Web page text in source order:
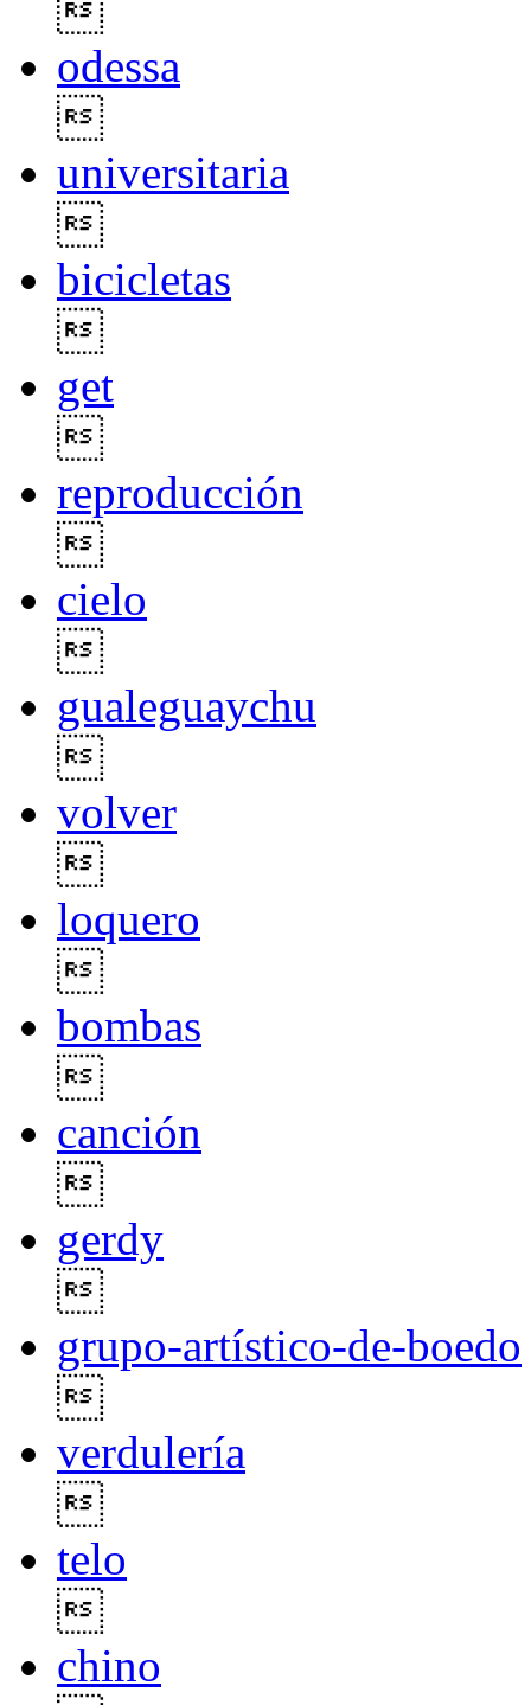
odessa
universitaria
bicicletas
get
reproducción
cielo
gualeguaychu
volver
loquero
bombas
canción
gerdy
grupo-artístico-de-boedo
verdulería
telo
chino